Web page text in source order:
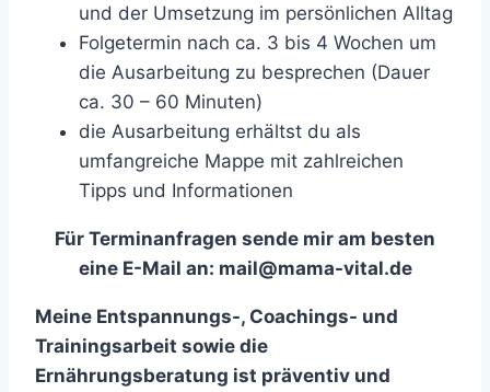
und der Umsetzung im persönlichen Alltag
Folgetermin nach ca. 3 bis 4 Wochen um
die Ausarbeitung zu besprechen (Dauer
ca. 30 – 60 Minuten)
die Ausarbeitung erhältst du als
umfangreiche Mappe mit zahlreichen
Tipps und Informationen
Für Terminanfragen sende mir am besten
eine E-Mail an: mail@mama-vital.de
Meine Entspannungs-, Coachings- und
Trainingsarbeit sowie die
Ernährungsberatung ist präventiv und